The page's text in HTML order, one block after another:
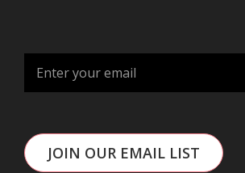
JOIN OUR EMAIL LIST